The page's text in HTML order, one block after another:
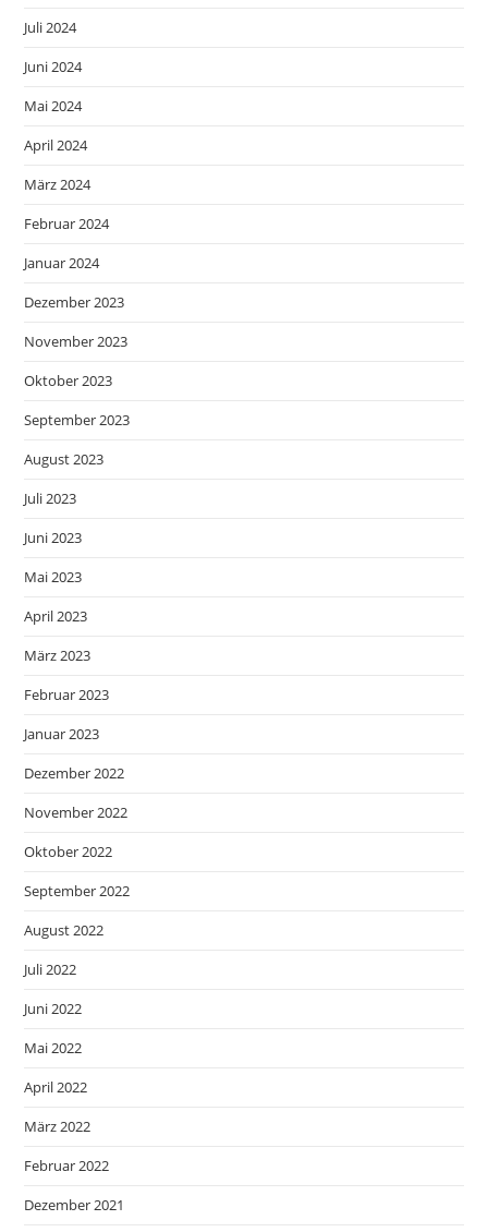
Juli 2024
Juni 2024
Mai 2024
April 2024
März 2024
Februar 2024
Januar 2024
Dezember 2023
November 2023
Oktober 2023
September 2023
August 2023
Juli 2023
Juni 2023
Mai 2023
April 2023
März 2023
Februar 2023
Januar 2023
Dezember 2022
November 2022
Oktober 2022
September 2022
August 2022
Juli 2022
Juni 2022
Mai 2022
April 2022
März 2022
Februar 2022
Dezember 2021